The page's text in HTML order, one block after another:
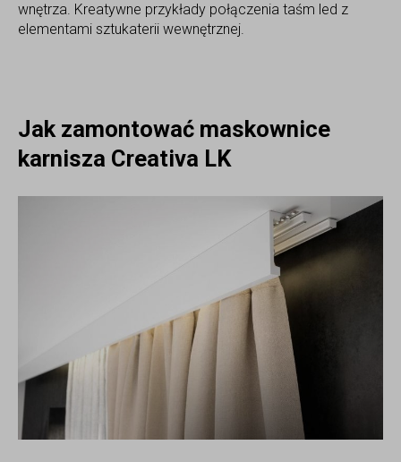
wnętrza. Kreatywne przykłady połączenia taśm led z
elementami sztukaterii wewnętrznej.
Jak zamontować maskownice
karnisza Creativa LK